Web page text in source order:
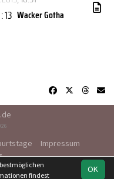
13 Wacker Gotha
Impressum
OK
findest